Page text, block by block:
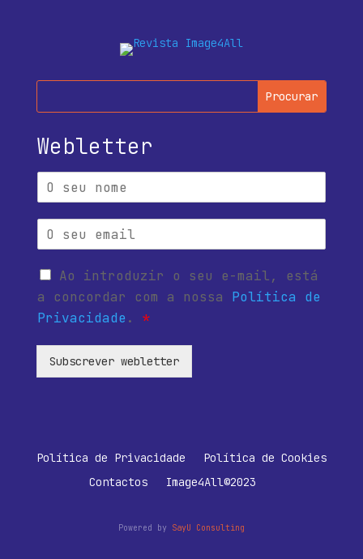
Webletter
Ao introduzir o seu e-mail, está
a concordar com a nossa Política de
Privacidade . *
Subscrever webletter
Política de Privacidade
Política de Cookies
Contactos
Image4All©2023
Powered by SayU Consulting